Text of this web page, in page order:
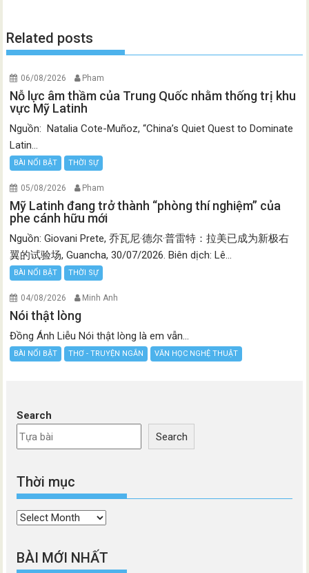
Related posts
06/08/2026 Pham
Nỗ lực âm thầm của Trung Quốc nhằm thống trị khu
vực Mỹ Latinh
Nguồn: Natalia Cote-Muñoz, “China’s Quiet Quest to Dominate
Latin...
BÀI NỔI BẬT THỜI SỰ
05/08/2026 Pham
Mỹ Latinh đang trở thành “phòng thí nghiệm” của
phe cánh hữu mới
Nguồn: Giovani Prete, 乔瓦尼·德尔·普雷特：拉美已成为新极右
翼的试验场, Guancha, 30/07/2026. Biên dịch: Lê...
BÀI NỔI BẬT THỜI SỰ
04/08/2026 Minh Anh
Nói thật lòng
Đồng Ánh Liễu Nói thật lòng là em vẫn...
BÀI NỔI BẬT THƠ - TRUYỆN NGẮN VĂN HỌC NGHỆ THUẬT
Search
Search
Thời mục
Thời
BÀI MỚI NHẤT